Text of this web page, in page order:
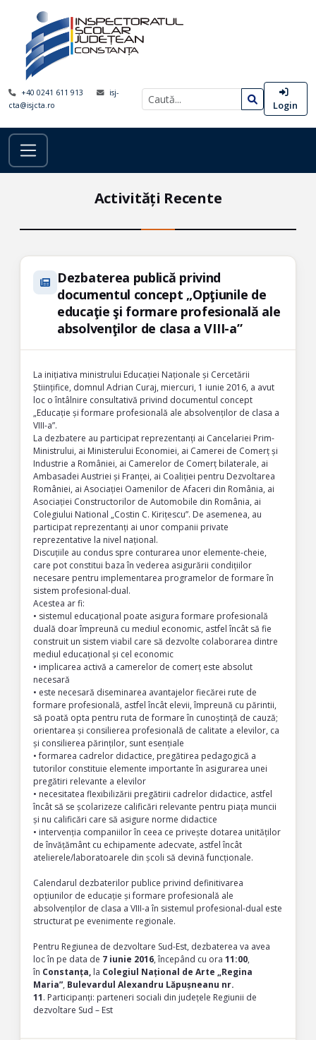
+40 0241 611 913
isj-
cta@isjcta.ro
Login
Activități Recente
Dezbaterea publică privind
documentul concept „Opţiunile de
educaţie şi formare profesională ale
absolvenţilor de clasa a VIII-a”
La inițiativa ministrului Educației Naționale și Cercetării
Științifice, domnul Adrian Curaj, miercuri, 1 iunie 2016, a avut
loc o întâlnire consultativă privind documentul concept
„Educație și formare profesională ale absolvenților de clasa a
VIII-a”.
La dezbatere au participat reprezentanți ai Cancelariei Prim-
Ministrului, ai Ministerului Economiei, ai Camerei de Comerț și
Industrie a României, ai Camerelor de Comerț bilaterale, ai
Ambasadei Austriei și Franței, ai Coaliției pentru Dezvoltarea
României, ai Asociației Oamenilor de Afaceri din România, ai
Asociației Constructorilor de Automobile din România, ai
Colegiului National „Costin C. Kirițescu”. De asemenea, au
participat reprezentanți ai unor companii private
reprezentative la nivel național.
Discuțiile au condus spre conturarea unor elemente-cheie,
care pot constitui baza în vederea asigurării condițiilor
necesare pentru implementarea programelor de formare în
sistem profesional-dual.
Acestea ar fi:
• sistemul educațional poate asigura formare profesională
duală doar împreună cu mediul economic, astfel încât să fie
construit un sistem viabil care să dezvolte colaborarea dintre
mediul educațional și cel economic
• implicarea activă a camerelor de comerț este absolut
necesară
• este necesară diseminarea avantajelor fiecărei rute de
formare profesională, astfel încât elevii, împreună cu părintii,
să poată opta pentru ruta de formare în cunoștință de cauză;
orientarea și consilierea profesională de calitate a elevilor, ca
și consilierea părinților, sunt esențiale
• formarea cadrelor didactice, pregătirea pedagogică a
tutorilor constituie elemente importante în asigurarea unei
pregătiri relevante a elevilor
• necesitatea flexibilizării pregătirii cadrelor didactice, astfel
încât să se școlarizeze calificări relevante pentru piața muncii
și nu calificări care să asigure norme didactice
• intervenția companiilor în ceea ce privește dotarea unităților
de învățământ cu echipamente adecvate, astfel încât
atelierele/laboratoarele din școli să devină funcționale.
Calendarul dezbaterilor publice privind definitivarea
opțiunilor de educație și formare profesională ale
absolvenților de clasa a VIII-a în sistemul profesional-dual este
structurat pe evenimente regionale.
Pentru Regiunea de dezvoltare Sud-Est, dezbaterea va avea
loc în pe data de 7 iunie 2016, începând cu ora 11:00,
în Constanța, la Colegiul Național de Arte „Regina
Maria”, Bulevardul Alexandru Lăpușneanu nr.
11. Participanți: parteneri sociali din județele Regiunii de
dezvoltare Sud – Est